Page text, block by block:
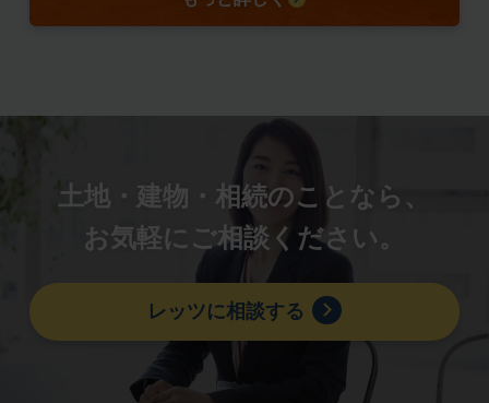
土地・建物・相続のことなら、
お気軽にご相談ください。
レッツに相談する